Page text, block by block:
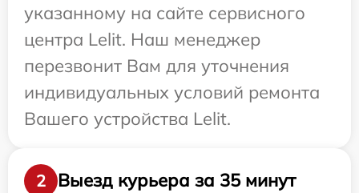
указанному на сайте сервисного
центра Lelit. Наш менеджер
перезвонит Вам для уточнения
индивидуальных условий ремонта
Вашего устройства Lelit.
2
Выезд курьера за 35 минут